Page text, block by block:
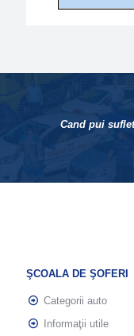
Cand pui
ŞCOALA DE ŞOFERI
Categorii auto
Informaţii utile